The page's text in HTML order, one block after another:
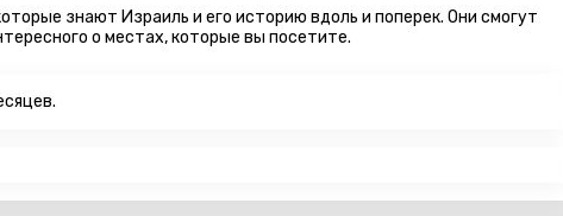
знают Израиль и его историю вдоль и поперек. Они смогут
о местах, которые вы посетите.